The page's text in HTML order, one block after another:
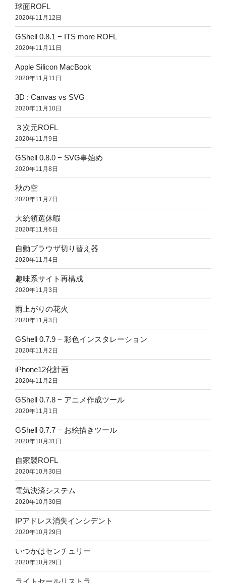
球面ROFL
2020年11月12日
GShell 0.8.1 − ITS more ROFL
2020年11月11日
Apple Silicon MacBook
2020年11月11日
3D : Canvas vs SVG
2020年11月10日
３次元ROFL
2020年11月9日
GShell 0.8.0 − SVG事始め
2020年11月8日
秋の空
2020年11月7日
大統領選休暇
2020年11月6日
自動ブラウザ切り替え器
2020年11月4日
趣味系サイト再構成
2020年11月3日
雨上がりの花火
2020年11月3日
GShell 0.7.9 − 彩色インスタレーション
2020年11月2日
iPhone12化計画
2020年11月2日
GShell 0.7.8 − アニメ作成ツール
2020年11月1日
GShell 0.7.7 − お絵描きツール
2020年10月31日
自家製ROFL
2020年10月30日
電気決済システム
2020年10月30日
IPアドレス消失インシデント
2020年10月29日
いつかはセンチュリー
2020年10月29日
ライトセールリストラ